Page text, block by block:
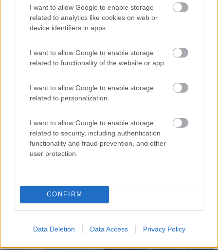
I want to allow Google to enable storage
related to analytics like cookies on web or
device identifiers in apps.
I want to allow Google to enable storage
related to functionality of the website or app.
I want to allow Google to enable storage
related to personalization.
I want to allow Google to enable storage
related to security, including authentication
functionality and fraud prevention, and other
user protection.
CONFIRM
Data Deletion Data Access Privacy Policy